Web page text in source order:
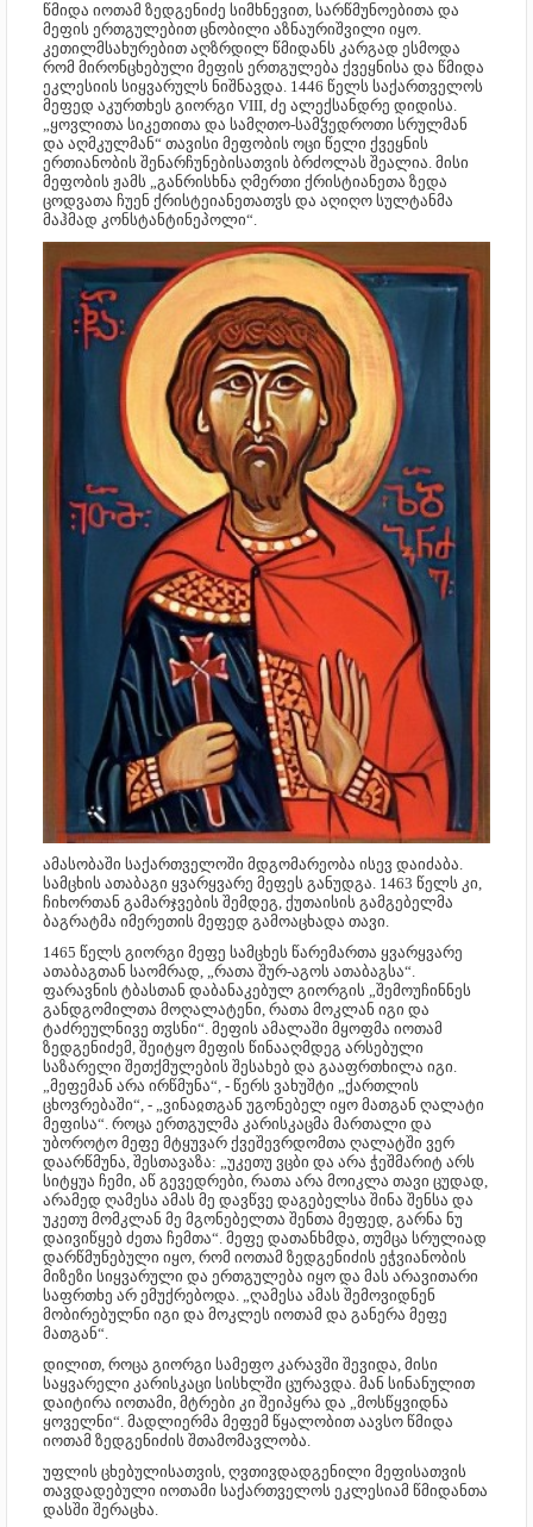
წმიდა იოთამ ზედგენიძე სიმხნევით, სარწმუნოებითა და
მეფის ერთგულებით ცნობილი აზნაურიშვილი იყო.
კეთილმსახურებით აღზრდილ წმიდანს კარგად ესმოდა
რომ მირონცხებული მეფის ერთგულება ქვეყნისა და წმიდა
ეკლესიის სიყვარულს ნიშნავდა. 1446 წელს საქართველოს
მეფედ აკურთხეს გიორგი VIII, ძე ალექსანდრე დიდისა.
„ყოვლითა სიკეთითა და სამღთო-სამჴედროთი სრულმან
და აღმკულმან“ თავისი მეფობის ოცი წელი ქვეყნის
ერთიანობის შენარჩუნებისათვის ბრძოლას შეალია. მისი
მეფობის ჟამს „განრისხნა ღმერთი ქრისტიანეთა ზედა
ცოდვათა ჩუენ ქრისტეიანეთათჳს და აღიღო სულტანმა
მაჰმად კონსტანტინეპოლი“.
ამასობაში საქართველოში მდგომარეობა ისევ დაიძაბა.
სამცხის ათაბაგი ყვარყვარე მეფეს განუდგა. 1463 წელს კი,
ჩიხორთან გამარჯვების შემდეგ, ქუთაისის გამგებელმა
ბაგრატმა იმერეთის მეფედ გამოაცხადა თავი.
1465 წელს გიორგი მეფე სამცხეს წარემართა ყვარყვარე
ათაბაგთან საომრად, „რათა შურ-აგოს ათაბაგსა“.
ფარავნის ტბასთან დაბანაკებულ გიორგის „შემოუჩინნეს
განდგომილთა მოღალატენი, რათა მოკლან იგი და
ტაძრეულნივე თჳსნი“. მეფის ამალაში მყოფმა იოთამ
ზედგენიძემ, შეიტყო მეფის წინააღმდეგ არსებული
საზარელი შეთქმულების შესახებ და გააფრთხილა იგი.
„მეფემან არა ირწმუნა“, - წერს ვახუშტი „ქართლის
ცხოვრებაში“, - „ვინაჲთგან უგონებელ იყო მათგან ღალატი
მეფისა“. როცა ერთგულმა კარისკაცმა მართალი და
უბოროტო მეფე მტყუვარ ქვეშევრდომთა ღალატში ვერ
დაარწმუნა, შესთავაზა: „უკეთუ ვცბი და არა ჭეშმარიტ არს
სიტყუა ჩემი, აწ გევედრები, რათა არა მოიკლა თავი ცუდად,
არამედ ღამესა ამას მე დავწვე დაგებელსა შინა შენსა და
უკეთუ მომკლან მე მგონებელთა შენთა მეფედ, გარნა ნუ
დაივიწყებ ძეთა ჩემთა“. მეფე დათანხმდა, თუმცა სრულიად
დარწმუნებული იყო, რომ იოთამ ზედგენიძის ეჭვიანობის
მიზეზი სიყვარული და ერთგულება იყო და მას არავითარი
საფრთხე არ ემუქრებოდა. „ღამესა ამას შემოვიდნენ
მობირებულნი იგი და მოკლეს იოთამ და განერა მეფე
მათგან“.
დილით, როცა გიორგი სამეფო კარავში შევიდა, მისი
საყვარელი კარისკაცი სისხლში ცურავდა. მან სინანულით
დაიტირა იოთამი, მტრები კი შეიპყრა და „მოსწყვიდნა
ყოველნი“. მადლიერმა მეფემ წყალობით აავსო წმიდა
იოთამ ზედგენიძის შთამომავლობა.
უფლის ცხებულისათვის, ღვთივდადგენილი მეფისათვის
თავდადებული იოთამი საქართველოს ეკლესიამ წმიდანთა
დასში შერაცხა.